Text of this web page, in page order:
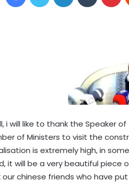
y
r
i
e
l
i will like to thank the Speaker
of Ministers to visit the
is extremely high, in
it will be a very beautiful
our chinese friends who have